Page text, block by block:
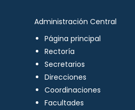
Administración Central
Página principal
Rectoría
Secretarios
Direcciones
Coordinaciones
Facultades